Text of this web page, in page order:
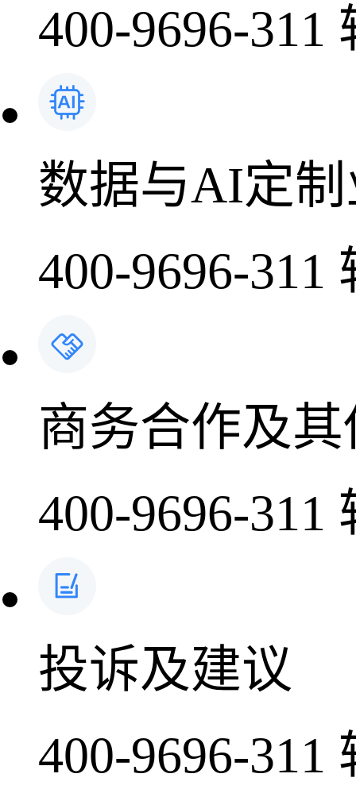
400-9696-311
数据与AI定
400-9696-311
商务合作及
400-9696-311
投诉及建议
400-9696-311